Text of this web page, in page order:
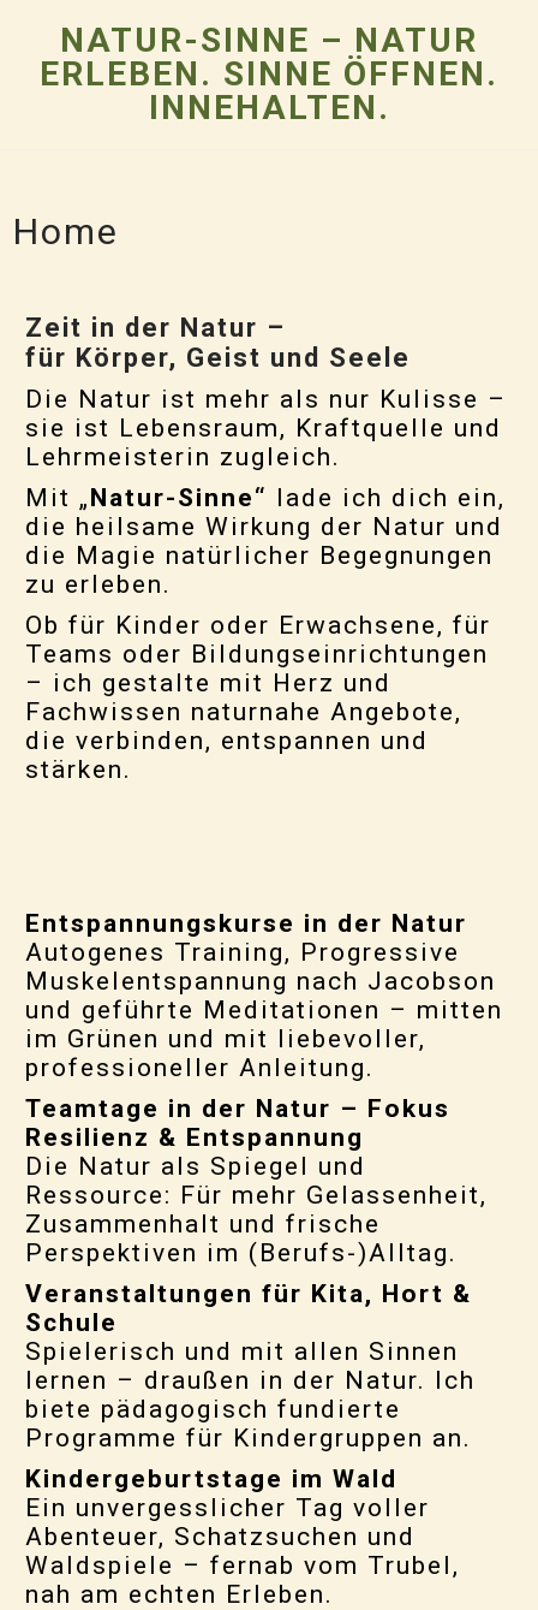
NATUR-SINNE – NATUR
ERLEBEN. SINNE ÖFFNEN.
INNEHALTEN.
Home
Zeit in der Natur –
für Körper, Geist und Seele
Die Natur ist mehr als nur Kulisse –
sie ist Lebensraum, Kraftquelle und
Lehrmeisterin zugleich.
Mit „Natur-Sinne“ lade ich dich ein,
die heilsame Wirkung der Natur und
die Magie natürlicher Begegnungen
zu erleben.
Ob für Kinder oder Erwachsene, für
Teams oder Bildungseinrichtungen
– ich gestalte mit Herz und
Fachwissen naturnahe Angebote,
die verbinden, entspannen und
stärken.
Entspannungskurse in der Natur
Autogenes Training, Progressive
Muskelentspannung nach Jacobson
und geführte Meditationen – mitten
im Grünen und mit liebevoller,
professioneller Anleitung.
Teamtage in der Natur – Fokus
Resilienz & Entspannung
Die Natur als Spiegel und
Ressource: Für mehr Gelassenheit,
Zusammenhalt und frische
Perspektiven im (Berufs-)Alltag.
Veranstaltungen für Kita, Hort &
Schule
Spielerisch und mit allen Sinnen
lernen – draußen in der Natur. Ich
biete pädagogisch fundierte
Programme für Kindergruppen an.
Kindergeburtstage im Wald
Ein unvergesslicher Tag voller
Abenteuer, Schatzsuchen und
Waldspiele – fernab vom Trubel,
nah am echten Erleben.